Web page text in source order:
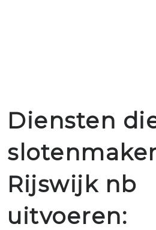
Diensten
Rijswijk nb
uitvoeren: